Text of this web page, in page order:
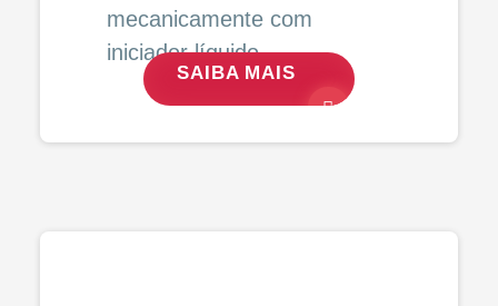
mecanicamente com
iniciador líquido.
SAIBA MAIS